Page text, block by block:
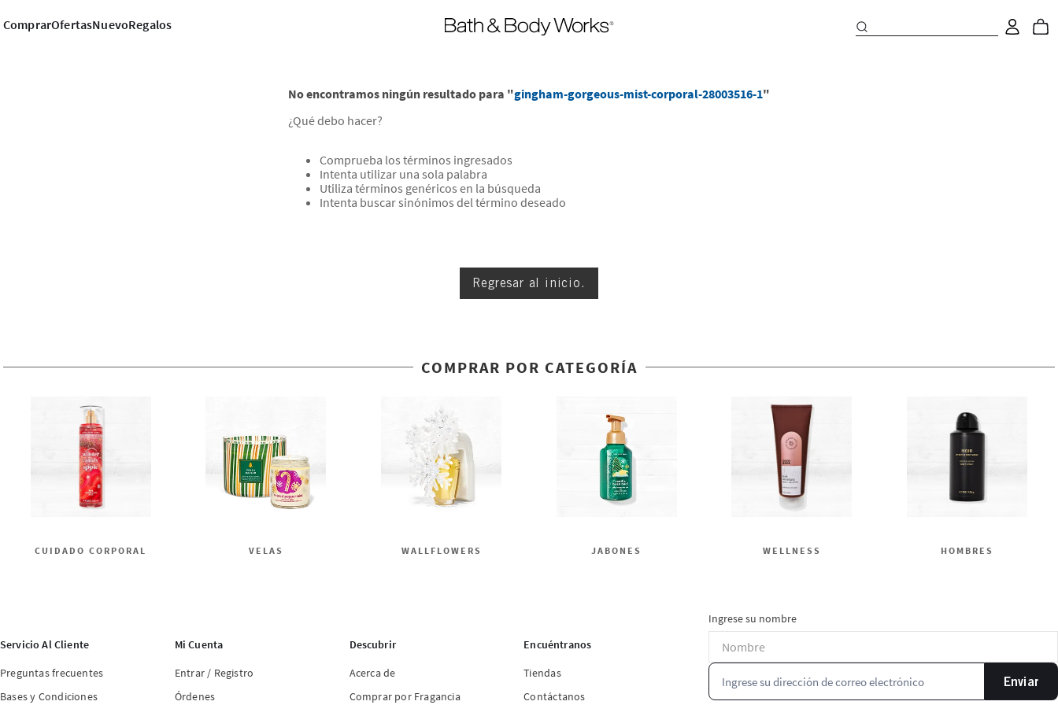
ComprarOfertasNuevoRegalos
No encontramos ningún resultado para "gingham-gorgeous-mist-corporal-28003516-1"
¿Qué debo hacer?
Comprueba los términos ingresados
Intenta utilizar una sola palabra
Utiliza términos genéricos en la búsqueda
Intenta buscar sinónimos del término deseado
Regresar al inicio.
COMPRAR POR CATEGORÍA
CUIDADO CORPORAL VELAS WALLFLOWERS JABONES WELLNESS HOMBRES
Servicio Al Cliente
Preguntas frecuentes
Bases y Condiciones
Mi Cuenta
Entrar / Registro
Órdenes
Descubrir
Acerca de
Comprar por Fragancia
Encuéntranos
Tiendas
Contáctanos
Ingrese su nombre
Enviar